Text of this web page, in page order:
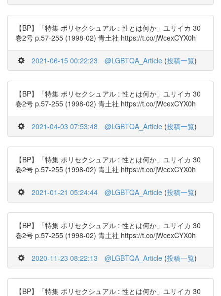
【BP】「特集 ポリセクシュアル : 性とは何か」ユリイカ 30
巻2号 p.57-255 (1998-02) 青土社 https://t.co/jWcexCYX0h
2021-06-15 00:22:23 @LGBTQA_Article (投稿一覧)
【BP】「特集 ポリセクシュアル : 性とは何か」ユリイカ 30
巻2号 p.57-255 (1998-02) 青土社 https://t.co/jWcexCYX0h
2021-04-03 07:53:48 @LGBTQA_Article (投稿一覧)
【BP】「特集 ポリセクシュアル : 性とは何か」ユリイカ 30
巻2号 p.57-255 (1998-02) 青土社 https://t.co/jWcexCYX0h
2021-01-21 05:24:44 @LGBTQA_Article (投稿一覧)
【BP】「特集 ポリセクシュアル : 性とは何か」ユリイカ 30
巻2号 p.57-255 (1998-02) 青土社 https://t.co/jWcexCYX0h
2020-11-23 08:22:13 @LGBTQA_Article (投稿一覧)
【BP】「特集 ポリセクシュアル : 性とは何か」ユリイカ 30